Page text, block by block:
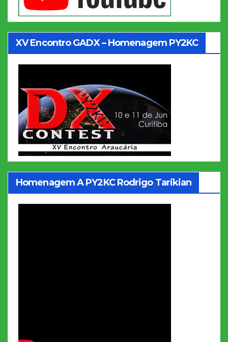
XV Encontro GADX – Homenagem PY2KC
Homenagem A PY2KC Rodrigo Tarikian